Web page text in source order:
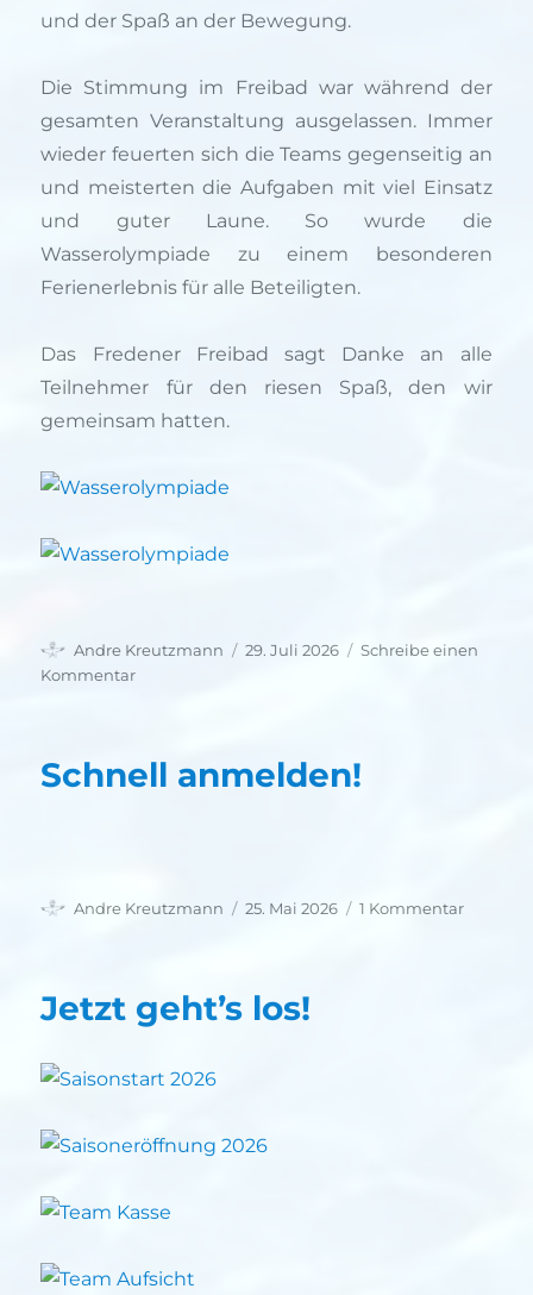
und der Spaß an der Bewegung.
Die Stimmung im Freibad war während der
gesamten Veranstaltung ausgelassen. Immer
wieder feuerten sich die Teams gegenseitig an
und meisterten die Aufgaben mit viel Einsatz
und guter Laune. So wurde die
Wasserolympiade zu einem besonderen
Ferienerlebnis für alle Beteiligten.
Das Fredener Freibad sagt Danke an alle
Teilnehmer für den riesen Spaß, den wir
gemeinsam hatten.
Autor
Andre Kreutzmann
Veröffentlicht
29. Juli 2026
Schreibe einen
Kommentarzu
Schnell anmelden!
Autor
Andre Kreutzmann
Veröffentlicht
25. Mai 2026 1 Kommentarzu
Jetzt geht’s los!